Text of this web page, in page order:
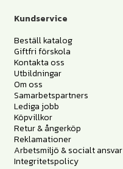
Kundservice
Beställ katalog
Giftfri förskola
Kontakta oss
Utbildningar
Om oss
Samarbetspartners
Lediga jobb
Köpvillkor
Retur & ångerköp
Reklamationer
Arbetsmiljö & socialt ansvar
Integritetspolicy